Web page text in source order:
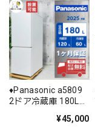
♦️Panasonic a5809
2ドア冷蔵庫 180L
¥45,000